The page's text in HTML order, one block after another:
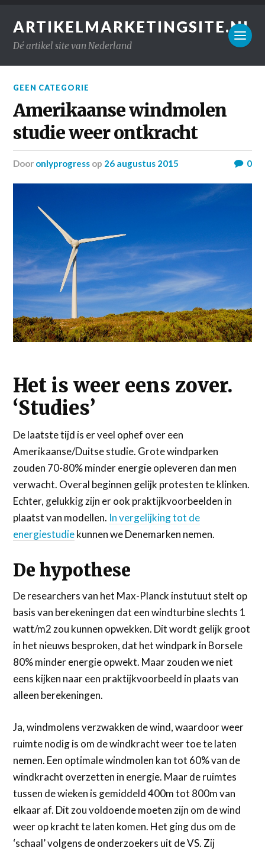
ARTIKELMARKETINGSITE.NL
Dé artikel site van Nederland
GEEN CATEGORIE
Amerikaanse windmolen
studie weer ontkracht
door onlyprogress op 26 augustus 2015 0
Het is weer eens zover.
‘Studies’
De laatste tijd is er veel ophef over een
Amerikaanse/Duitse studie. Grote windparken
zouden 70-80% minder energie opleveren dan men
verwacht. Overal beginnen gelijk protesten te klinken.
Echter, gelukkig zijn er ook praktijkvoorbeelden in
plaatst van modellen. In vergelijking tot de
energiestudiekunnen we Denemarken nemen.
De hypothese
De researchers van het Max-Planck instutuut stelt op
basis van berekeningen dat een windturbine slechts 1
watt/m2 zou kunnen opwekken. Dit wordt gelijk groot
in het nieuws besproken, dat het windpark in Borsele
80% minder energie opwekt. Maar zouden we niet
eens kijken naar een praktijkvoorbeeld in plaats van
alleen berekeningen.
Ja, windmolens verzwakken de wind, waardoor weer
ruimte nodig is om de windkracht weer toe te laten
nemen. Een optimale windmolen kan tot 60% van de
windkracht overzetten in energie. Maar de ruimtes
tussen de wieken is gemiddeld 400m tot 800m van
elkaar af. Dit zou voldoende moeten zijn om de wind
weer op kracht te laten komen. Het ging dus om de
‘schaal’ volgens de onderzoekers uit de VS. Zij